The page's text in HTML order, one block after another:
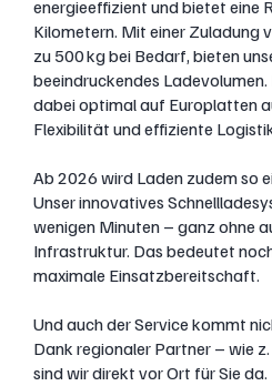
energieeffizient und bietet eine
Kilometern. Mit einer Zuladung
zu 500 kg bei Bedarf, bieten
beeindruckendes
dabei optimal auf Europlatten
Flexibilität und effiziente
Ab 2026 wird Laden zudem so
Unser innovatives
wenigen Minuten – ganz ohne
Infrastruktur. Das bedeutet
maximale Einsatzbereitschaft.
Und auch der Service kommt
Dank regionaler Partner – wie
sind wir direkt vor Ort für Sie da.